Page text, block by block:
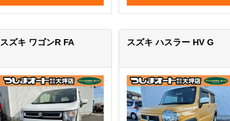
スズキ ワゴンR FA スズキ ハスラー HV G